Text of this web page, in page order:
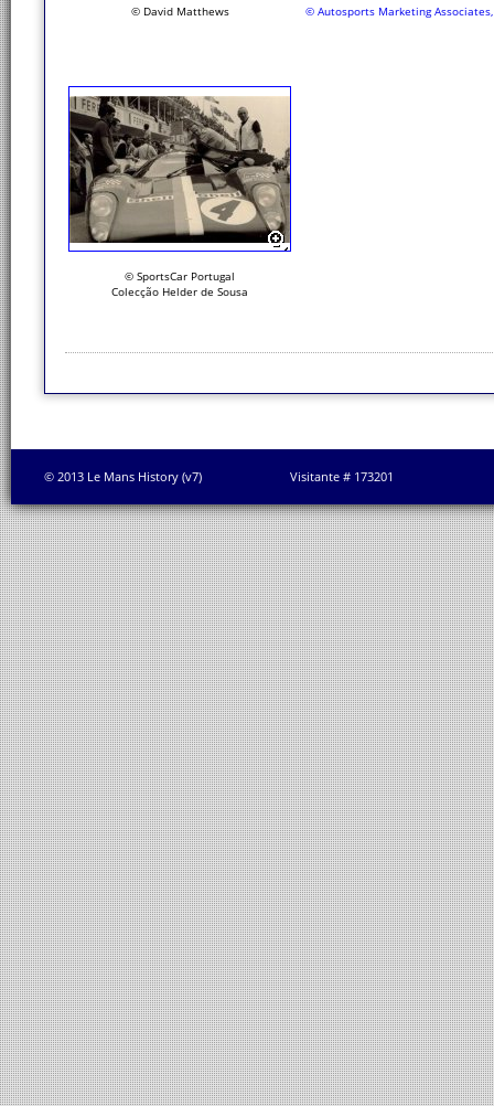
© David Matthews © Autosports Marketing
© SportsCar Portugal
Colecção Helder de Sousa
© 2013 Le Mans History (v7) Visitante # 173201